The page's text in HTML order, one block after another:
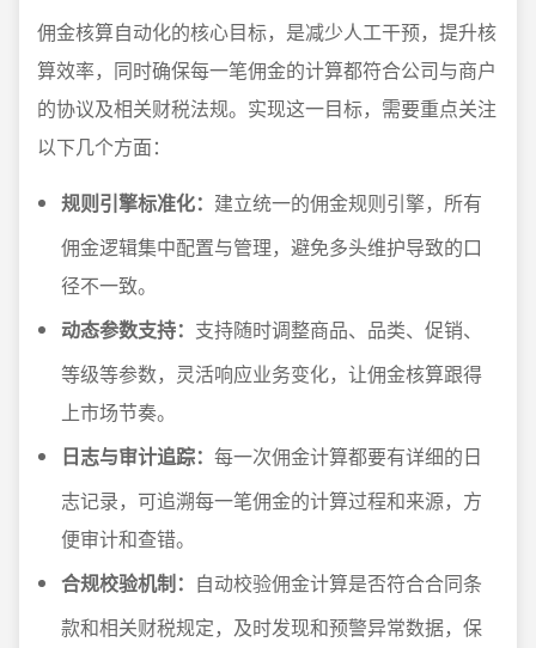
佣金核算自动化的核心目标，是减少人工干预，提升核
算效率，同时确保每一笔佣金的计算都符合公司与商户
的协议及相关财税法规。实现这一目标，需要重点关注
以下几个方面：
规则引擎标准化： 建立统一的佣金规则引擎，所有
佣金逻辑集中配置与管理，避免多头维护导致的口
径不一致。
动态参数支持： 支持随时调整商品、品类、促销、
等级等参数，灵活响应业务变化，让佣金核算跟得
上市场节奏。
日志与审计追踪： 每一次佣金计算都要有详细的日
志记录，可追溯每一笔佣金的计算过程和来源，方
便审计和查错。
合规校验机制： 自动校验佣金计算是否符合合同条
款和相关财税规定，及时发现和预警异常数据，保